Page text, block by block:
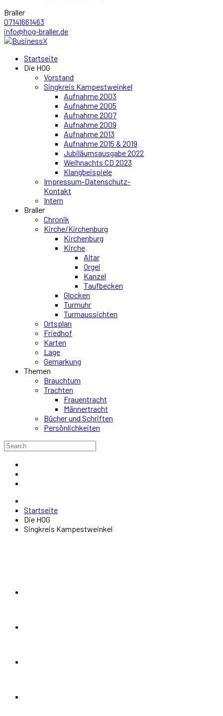
Braller
07141661463
info@hog-braller.de
Startseite
Die HOG
Vorstand
Singkreis Kampestweinkel
Aufnahme 2003
Aufnahme 2005
Aufnahme 2007
Aufnahme 2009
Aufnahme 2013
Aufnahme 2015 & 2019
Jubiläumsausgabe 2022
Weihnachts CD 2023
Klangbeispiele
Impressum-Datenschutz-
Kontakt
Intern
Braller
Chronik
Kirche/Kirchenburg
Kirchenburg
Kirche
Altar
Orgel
Kanzel
Taufbecken
Glocken
Turmuhr
Turmaussichten
Ortsplan
Friedhof
Karten
Lage
Gemarkung
Themen
Brauchtum
Trachten
Frauentracht
Männertracht
Bücher und Schriften
Persönlichkeiten
Startseite
Die HOG
Singkreis Kampestweinkel